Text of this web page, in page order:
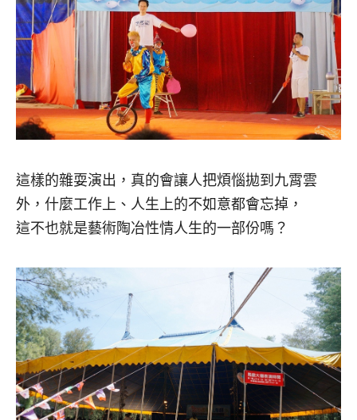
這樣的雜耍演出，真的會讓人把煩惱拋到九霄雲
外，什麼工作上、人生上的不如意都會忘掉，
這不也就是藝術陶冶性情人生的一部份嗎？